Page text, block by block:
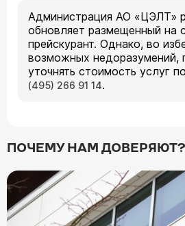
Администрация АО «ЦЭЛТ»
обновляет размещенный на
прейскурант. Однако, во
возможных недоразумений,
уточнять стоимость услуг
(495) 266 91 14.
ПОЧЕМУ НАМ ДОВЕРЯЮТ?